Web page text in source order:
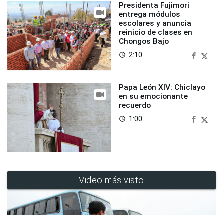
Presidenta Fujimori
entrega módulos
escolares y anuncia
reinicio de clases en
Chongos Bajo
access_time 2:10
Papa León XIV: Chiclayo
en su emocionante
recuerdo
access_time 1:00
Video más visto